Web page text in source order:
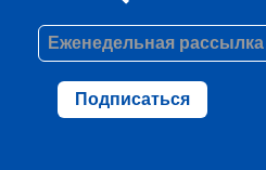
Подписаться